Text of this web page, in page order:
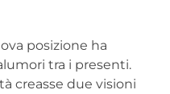
posizione ha
tra i presenti.
creasse due visioni